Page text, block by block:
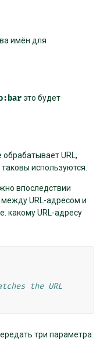
имён для
это будет
URL,
используются.
впоследствии
URL-адресом и
какому URL-адресу
the URL
три параметра: